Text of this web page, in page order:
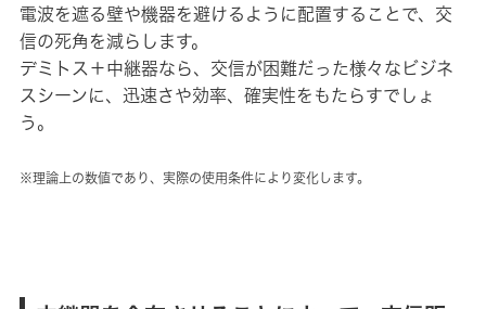
電波を遮る壁や機器を避けるように配置することで、交
信の死角を減らします。
デミトス＋中継器なら、交信が困難だった様々なビジネ
スシーンに、迅速さや効率、確実性をもたらすでしょ
う。
※理論上の数値であり、実際の使用条件により変化します。